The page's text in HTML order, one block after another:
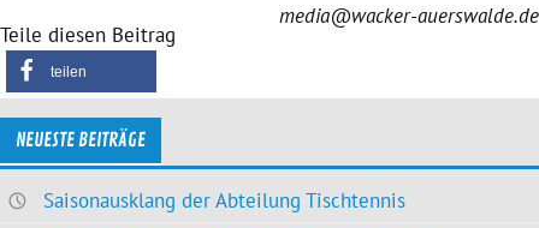
media@wacker-auerswalde.de
Teile diesen Beitrag
teilen
NEUESTE BEITRÄGE
Saisonausklang der Abteilung Tischtennis